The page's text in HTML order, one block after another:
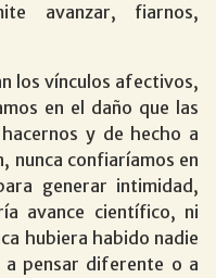
avanzar, fiarnos,
los vínculos afectivos,
en el daño que las
y de hecho a
nunca confiaríamos en
generar intimidad,
avance científico, ni
hubiera habido nadie
a pensar diferente o a